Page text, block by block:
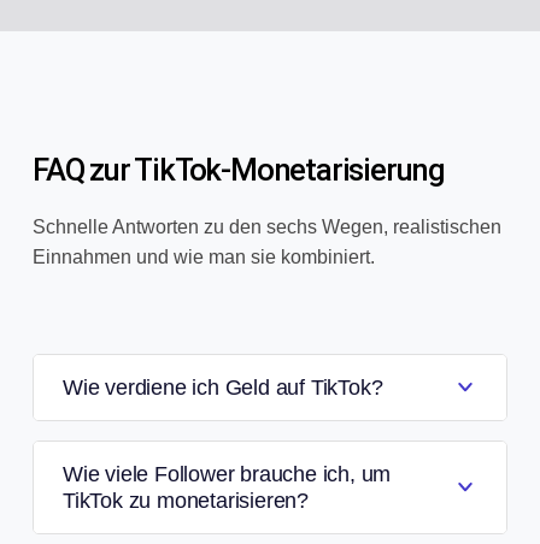
FAQ zur TikTok-Monetarisierung
Schnelle Antworten zu den sechs Wegen, realistischen
Einnahmen und wie man sie kombiniert.
Wie verdiene ich Geld auf TikTok?
Wie viele Follower brauche ich, um
TikTok zu monetarisieren?